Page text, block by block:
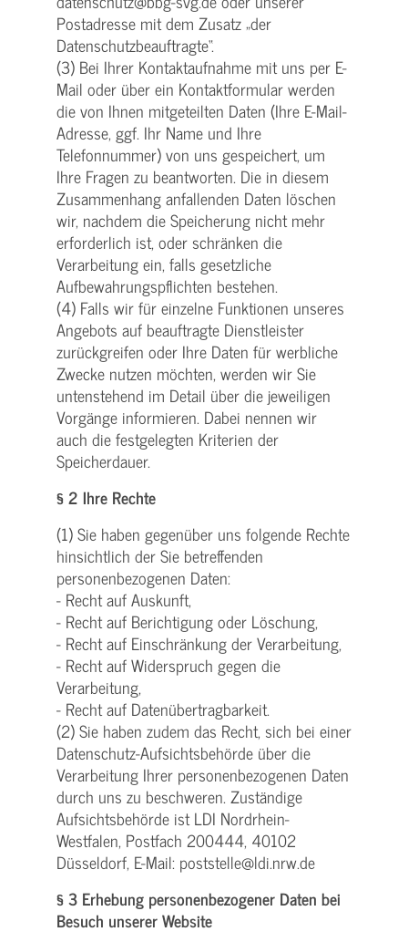
Postadresse mit dem Zusatz „der
Datenschutzbeauftragte“.
(3) Bei Ihrer Kontaktaufnahme mit uns per E-
Mail oder über ein Kontaktformular werden
die von Ihnen mitgeteilten Daten (Ihre E-Mail-
Adresse, ggf. Ihr Name und Ihre
Telefonnummer) von uns gespeichert, um
Ihre Fragen zu beantworten. Die in diesem
Zusammenhang anfallenden Daten löschen
wir, nachdem die Speicherung nicht mehr
erforderlich ist, oder schränken die
Verarbeitung ein, falls gesetzliche
Aufbewahrungspflichten bestehen.
(4) Falls wir für einzelne Funktionen unseres
Angebots auf beauftragte Dienstleister
zurückgreifen oder Ihre Daten für werbliche
Zwecke nutzen möchten, werden wir Sie
untenstehend im Detail über die jeweiligen
Vorgänge informieren. Dabei nennen wir
auch die festgelegten Kriterien der
Speicherdauer.
§ 2 Ihre Rechte
(1) Sie haben gegenüber uns folgende Rechte
hinsichtlich der Sie betreffenden
personenbezogenen Daten:
- Recht auf Auskunft,
- Recht auf Berichtigung oder Löschung,
- Recht auf Einschränkung der Verarbeitung,
- Recht auf Widerspruch gegen die
Verarbeitung,
- Recht auf Datenübertragbarkeit.
(2) Sie haben zudem das Recht, sich bei einer
Datenschutz-Aufsichtsbehörde über die
Verarbeitung Ihrer personenbezogenen Daten
durch uns zu beschweren. Zuständige
Aufsichtsbehörde ist LDI Nordrhein-
Westfalen, Postfach 200444, 40102
Düsseldorf, E-Mail: poststelle@ldi.nrw.de
§ 3 Erhebung personenbezogener Daten bei
Besuch unserer Website